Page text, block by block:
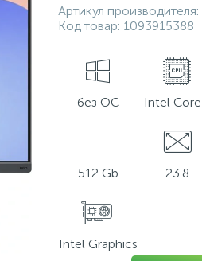
Артикул производителя:
Код товар: 1093915388
без ОС Intel
512 Gb 23.8
Intel Graphics